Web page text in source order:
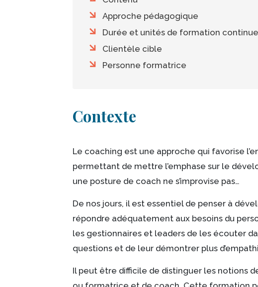
Approche pédagogique
Durée et unités de formation continue
Clientèle cible
Personne formatrice
Corps
Contexte
Le coaching est une approche qui favorise
permettant de mettre l’emphase sur le
une posture de coach ne s’improvise pas…
De nos jours, il est essentiel de penser à
répondre adéquatement aux besoins du
les gestionnaires et leaders de les écouter
questions et de leur démontrer plus
Il peut être difficile de distinguer les notions